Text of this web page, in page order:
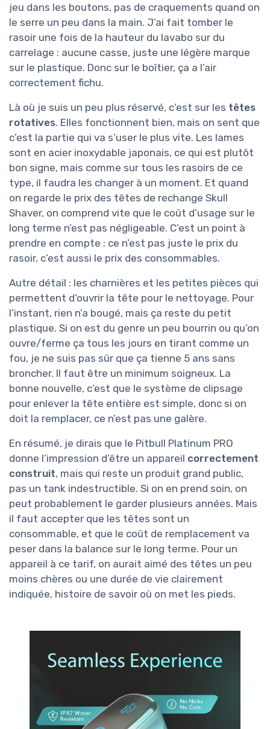
jeu dans les boutons, pas de craquements quand on
le serre un peu dans la main. J’ai fait tomber le
rasoir une fois de la hauteur du lavabo sur du
carrelage : aucune casse, juste une légère marque
sur le plastique. Donc sur le boîtier, ça a l’air
correctement fichu.
Là où je suis un peu plus réservé, c’est sur les têtes
rotatives. Elles fonctionnent bien, mais on sent que
c’est la partie qui va s’user le plus vite. Les lames
sont en acier inoxydable japonais, ce qui est plutôt
bon signe, mais comme sur tous les rasoirs de ce
type, il faudra les changer à un moment. Et quand
on regarde le prix des têtes de rechange Skull
Shaver, on comprend vite que le coût d’usage sur le
long terme n’est pas négligeable. C’est un point à
prendre en compte : ce n’est pas juste le prix du
rasoir, c’est aussi le prix des consommables.
Autre détail : les charnières et les petites pièces qui
permettent d’ouvrir la tête pour le nettoyage. Pour
l’instant, rien n’a bougé, mais ça reste du petit
plastique. Si on est du genre un peu bourrin ou qu’on
ouvre/ferme ça tous les jours en tirant comme un
fou, je ne suis pas sûr que ça tienne 5 ans sans
broncher. Il faut être un minimum soigneux. La
bonne nouvelle, c’est que le système de clipsage
pour enlever la tête entière est simple, donc si on
doit la remplacer, ce n’est pas une galère.
En résumé, je dirais que le Pitbull Platinum PRO
donne l’impression d’être un appareil correctement
construit, mais qui reste un produit grand public,
pas un tank indestructible. Si on en prend soin, on
peut probablement le garder plusieurs années. Mais
il faut accepter que les têtes sont un
consommable, et que le coût de remplacement va
peser dans la balance sur le long terme. Pour un
appareil à ce tarif, on aurait aimé des têtes un peu
moins chères ou une durée de vie clairement
indiquée, histoire de savoir où on met les pieds.